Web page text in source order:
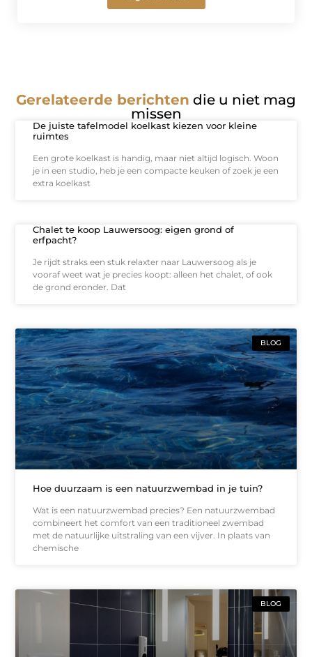
Gerelateerde berichten die u niet mag
missen
De juiste tafelmodel koelkast kiezen voor kleine
ruimtes
Een grote koelkast is handig, maar niet altijd logisch. Woon
je in een studio, heb je een compacte keuken of zoek je een
extra koelkast
Chalet te koop Lauwersoog: eigen grond of
erfpacht?
Je rijdt straks een stuk relaxter naar Lauwersoog als je
vooraf weet wat je precies koopt: alleen het chalet, of ook
de grond eronder. Dat
BLOG
Hoe duurzaam is een natuurzwembad in je tuin?
Wat is een natuurzwembad precies? Een natuurzwembad
combineert het comfort van een traditioneel zwembad
met de natuurlijke uitstraling van een vijver. In plaats van
chemische
BLOG